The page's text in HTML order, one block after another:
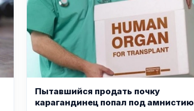
Пытавшийся продать почку
карагандинец попал под амнистию